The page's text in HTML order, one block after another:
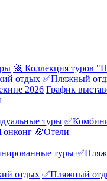
🚀 Коллекция туров
отдых ✅Пляжный
2026 График
туры
🌸Отели
туры
отдых ✅Пляжный